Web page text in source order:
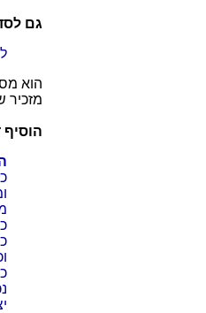
גם
הוא
מזכיר
הוסיף